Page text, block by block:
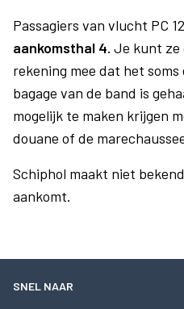
Passagiers van vlucht PC
aankomsthal 4. Je kunt ze
rekening mee dat het
bagage van de band is
mogelijk te maken krijgen
douane of de
Schiphol maakt niet
aankomt.
SNEL NAAR